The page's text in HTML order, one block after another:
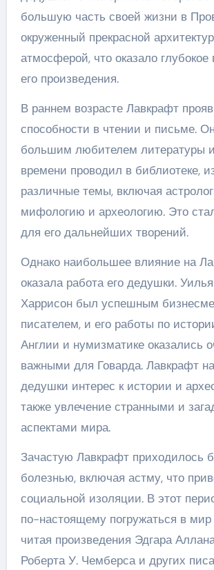
большую часть своей жизни в
окруженный прекрасной
атмосферой, что оказало глубокое
его произведения.
В раннем возрасте Лавкрафт
способности в чтении и письме.
большим любителем литературы
времени проводил в библиотеке,
различные темы, включая
мифологию и археологию. Это
для его дальнейших творений.
Однако наибольшее влияние на
оказала работа его дедушки.
Харрисон был успешным
писателем, и его работы по
Англии и нумизматике оказались
важными для Говарда. Лавкрафт
дедушки интерес к истории и
также увлечение странными и
аспектами мира.
Зачастую Лавкрафт приходилось
болезнью, включая астму, что
социальной изоляции. В этот
по-настоящему погружаться в мир
читая произведения Эдгара
Роберта У. Чемберса и других